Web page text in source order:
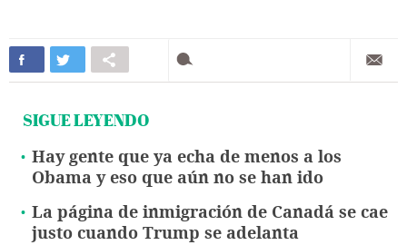
SIGUE LEYENDO
Hay gente que ya echa de menos a los
Obama y eso que aún no se han ido
La página de inmigración de Canadá se cae
justo cuando Trump se adelanta